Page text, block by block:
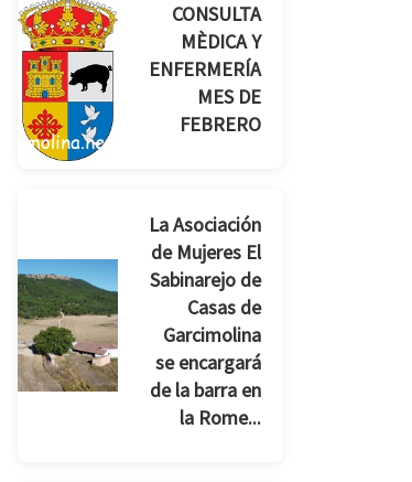
CONSULTA
MÈDICA Y
ENFERMERÍA
MES DE
FEBRERO
La Asociación
de Mujeres El
Sabinarejo de
Casas de
Garcimolina
se encargará
de la barra en
la Rome...